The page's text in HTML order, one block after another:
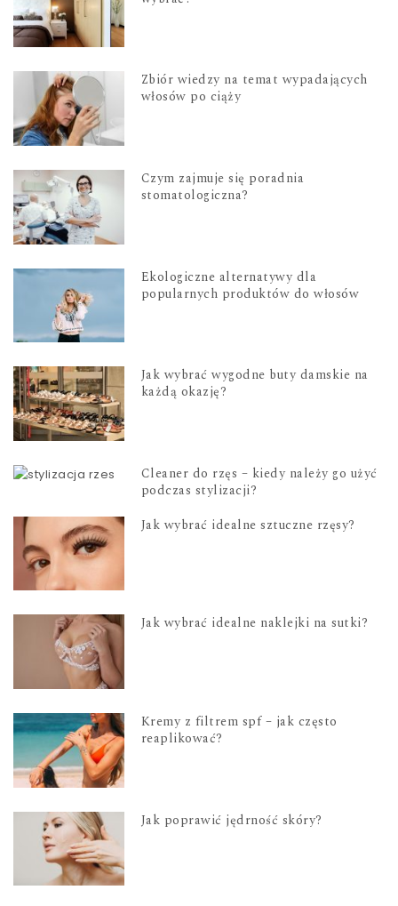
Zbiór wiedzy na temat wypadających
włosów po ciąży
Czym zajmuje się poradnia
stomatologiczna?
Ekologiczne alternatywy dla
popularnych produktów do włosów
Jak wybrać wygodne buty damskie na
każdą okazję?
Cleaner do rzęs – kiedy należy go użyć
podczas stylizacji?
Jak wybrać idealne sztuczne rzęsy?
Jak wybrać idealne naklejki na sutki?
Kremy z filtrem spf – jak często
reaplikować?
Jak poprawić jędrność skóry?